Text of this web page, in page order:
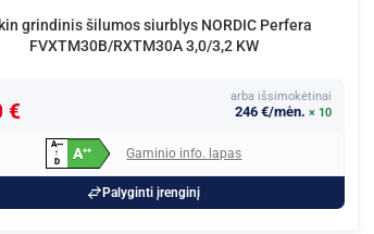
grindinis šilumos siurblys NORDIC Perfera
FVXTM30B/RXTM30A 3,0/3,2 KW
€
arba išsimokėtinai
246 €/mėn. × 10
A+++
↑
D
A++ Gaminio info. lapas
Palyginti įrenginį